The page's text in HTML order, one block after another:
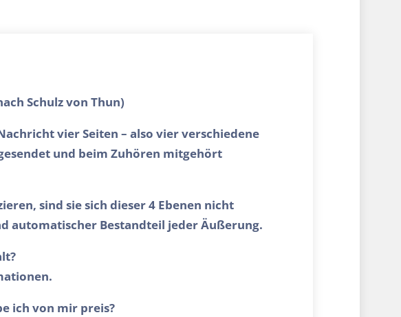
Schulz von Thun)
vier Seiten – also vier verschiedene
und beim Zuhören mitgehört
sind sie sich dieser 4 Ebenen nicht
automatischer Bestandteil jeder Äußerung.
ich von mir preis?